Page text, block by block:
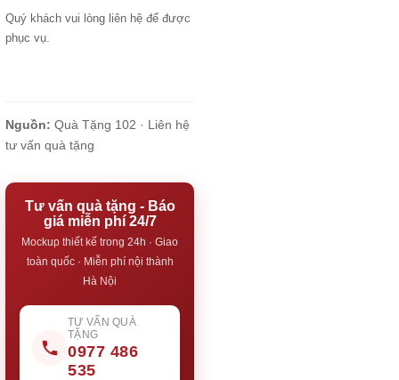
Quý khách vui lòng liên hệ để được
phục vụ.
Nguồn: Quà Tặng 102 · Liên hệ
tư vấn quà tặng
Tư vấn quà tặng - Báo
giá miễn phí 24/7
Mockup thiết kế trong 24h · Giao
toàn quốc · Miễn phí nội thành
Hà Nội
TƯ VẤN QUÀ
TẶNG
0977 486
535